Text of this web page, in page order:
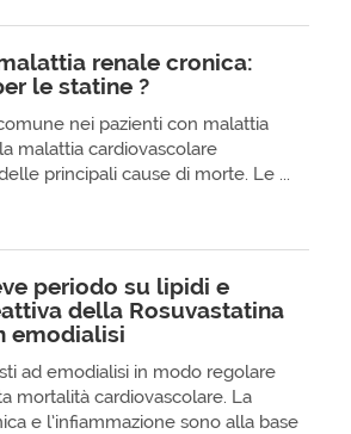
renale cronica:
le statine ?
nei pazienti con malattia
malattia cardiovascolare
principali cause di morte. Le ...
periodo su lipidi e
della Rosuvastatina
emodialisi
ad emodialisi in modo regolare
mortalità cardiovascolare. La
e l’infiammazione sono alla base